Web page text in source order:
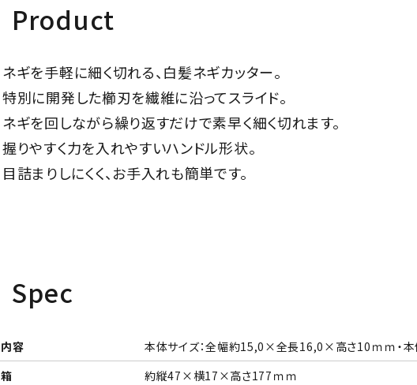
Product
ネギを手軽に細く切れる、白髪ネギカッター。
特別に開発した櫛刃を繊維に沿ってスライド。
ネギを回しながら繰り返すだけで素早く細く切れます。
握りやすく力を入れやすいハンドル形状。
目詰まりしにくく、お手入れも簡単です。
Spec
内容
本体サイズ：全幅約15,0×全長16,0×高さ10ｍｍ・本
箱
約縦47×横17×高さ177ｍｍ